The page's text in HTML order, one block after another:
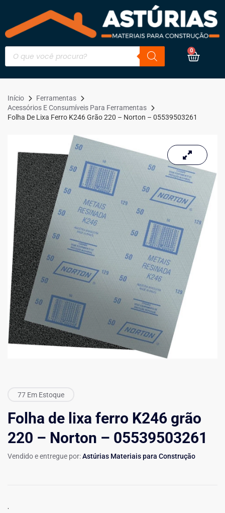
0
Início
Ferramentas
Acessórios E Consumíveis Para Ferramentas
Folha De Lixa Ferro K246 Grão 220 – Norton – 05539503261
77 Em Estoque
Folha de lixa ferro K246 grão
220 – Norton – 05539503261
Vendido e entregue por:Astúrias Materiais para Construção
.